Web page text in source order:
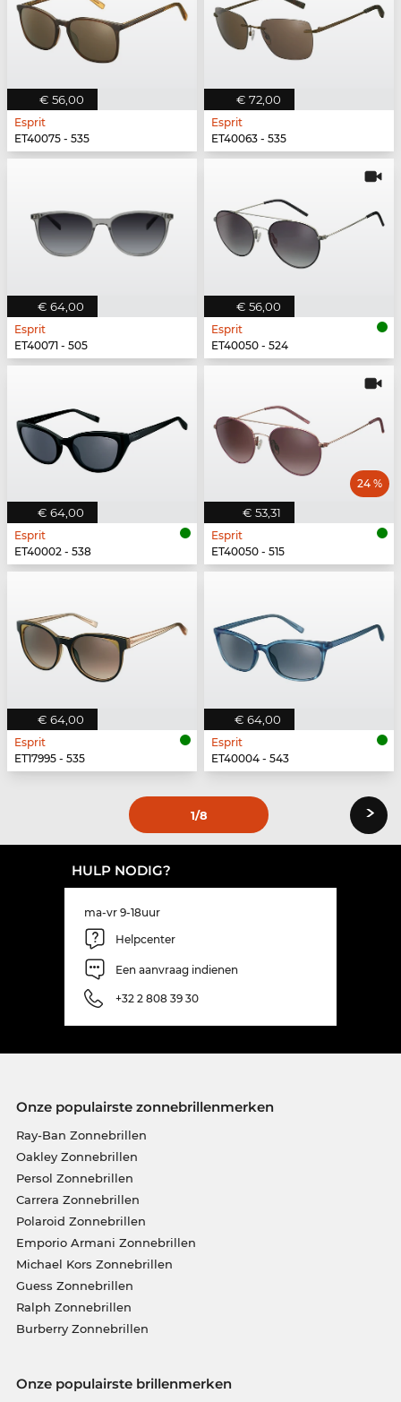
€ 56,00
Esprit
ET40075 - 535
€ 72,00
Esprit
ET40063 - 535
€ 64,00
Esprit
ET40071 - 505
€ 56,00
Esprit
ET40050 - 524
€ 64,00
Esprit
ET40002 - 538
€ 53,31
24 %
Esprit
ET40050 - 515
€ 64,00
Esprit
ET17995 - 535
€ 64,00
Esprit
ET40004 - 543
1/8 ›
HULP NODIG?
ma-vr 9-18uur
Helpcenter
Een aanvraag indienen
+32 2 808 39 30
Onze populairste zonnebrillenmerken
Ray-Ban Zonnebrillen
Oakley Zonnebrillen
Persol Zonnebrillen
Carrera Zonnebrillen
Polaroid Zonnebrillen
Emporio Armani Zonnebrillen
Michael Kors Zonnebrillen
Guess Zonnebrillen
Ralph Zonnebrillen
Burberry Zonnebrillen
Onze populairste brillenmerken